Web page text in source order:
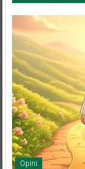
Opini